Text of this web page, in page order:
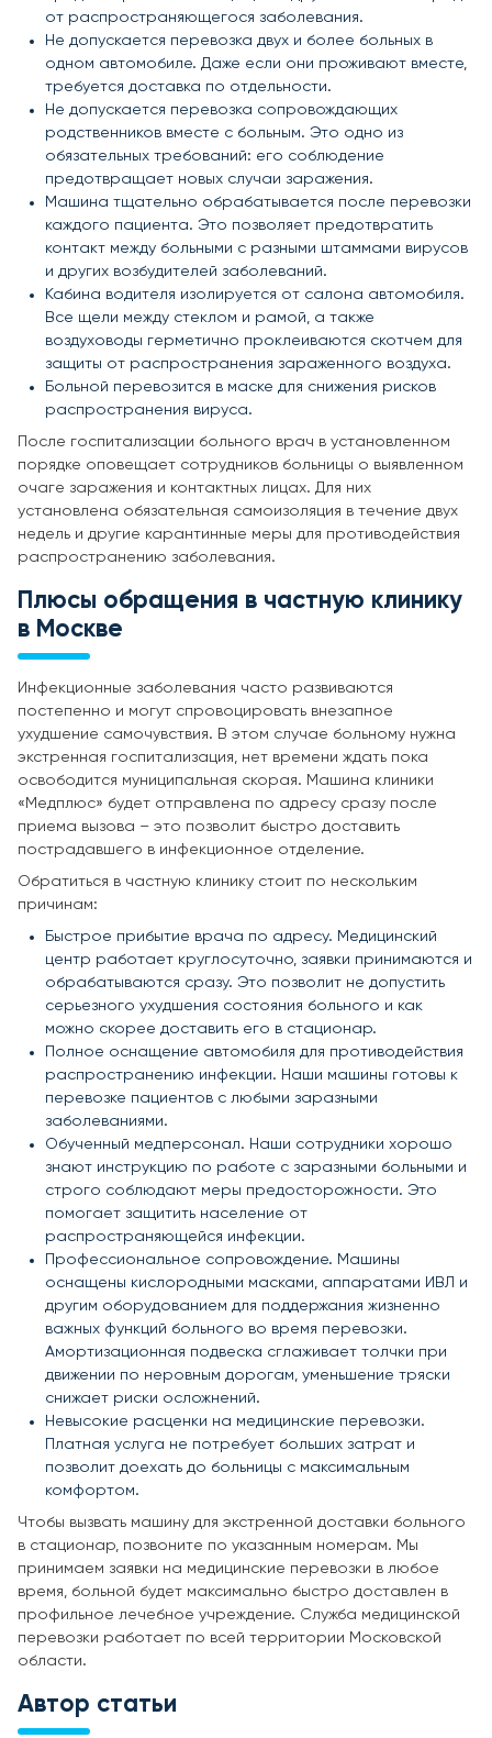
от распространяющегося заболевания.
Не допускается перевозка двух и более больных в
одном автомобиле. Даже если они проживают вместе,
требуется доставка по отдельности.
Не допускается перевозка сопровождающих
родственников вместе с больным. Это одно из
обязательных требований: его соблюдение
предотвращает новых случаи заражения.
Машина тщательно обрабатывается после перевозки
каждого пациента. Это позволяет предотвратить
контакт между больными с разными штаммами вирусов
и других возбудителей заболеваний.
Кабина водителя изолируется от салона автомобиля.
Все щели между стеклом и рамой, а также
воздуховоды герметично проклеиваются скотчем для
защиты от распространения зараженного воздуха.
Больной перевозится в маске для снижения рисков
распространения вируса.
После госпитализации больного врач в установленном
порядке оповещает сотрудников больницы о выявленном
очаге заражения и контактных лицах. Для них
установлена обязательная самоизоляция в течение двух
недель и другие карантинные меры для противодействия
распространению заболевания.
Плюсы обращения в частную клинику
в Москве
Инфекционные заболевания часто развиваются
постепенно и могут спровоцировать внезапное
ухудшение самочувствия. В этом случае больному нужна
экстренная госпитализация, нет времени ждать пока
освободится муниципальная скорая. Машина клиники
«Медплюс» будет отправлена по адресу сразу после
приема вызова – это позволит быстро доставить
пострадавшего в инфекционное отделение.
Обратиться в частную клинику стоит по нескольким
причинам:
Быстрое прибытие врача по адресу. Медицинский
центр работает круглосуточно, заявки принимаются и
обрабатываются сразу. Это позволит не допустить
серьезного ухудшения состояния больного и как
можно скорее доставить его в стационар.
Полное оснащение автомобиля для противодействия
распространению инфекции. Наши машины готовы к
перевозке пациентов с любыми заразными
заболеваниями.
Обученный медперсонал. Наши сотрудники хорошо
знают инструкцию по работе с заразными больными и
строго соблюдают меры предосторожности. Это
помогает защитить население от
распространяющейся инфекции.
Профессиональное сопровождение. Машины
оснащены кислородными масками, аппаратами ИВЛ и
другим оборудованием для поддержания жизненно
важных функций больного во время перевозки.
Амортизационная подвеска сглаживает толчки при
движении по неровным дорогам, уменьшение тряски
снижает риски осложнений.
Невысокие расценки на медицинские перевозки.
Платная услуга не потребует больших затрат и
позволит доехать до больницы с максимальным
комфортом.
Чтобы вызвать машину для экстренной доставки больного
в стационар, позвоните по указанным номерам. Мы
принимаем заявки на медицинские перевозки в любое
время, больной будет максимально быстро доставлен в
профильное лечебное учреждение. Служба медицинской
перевозки работает по всей территории Московской
области.
Автор статьи